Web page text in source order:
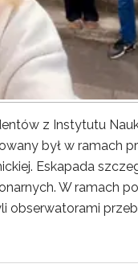
z Instytutu
był w ramach
Eskapada
W ramach
obserwatorami